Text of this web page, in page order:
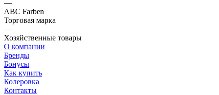
—
ABC Farben
Торговая марка
—
Хозяйственные товары
О компании
Бренды
Бонусы
Как купить
Колеровка
Контакты